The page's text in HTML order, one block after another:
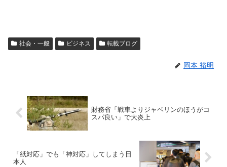
社会・一般 ビジネス 転載ブログ
岡本 裕明
財務省「戦車よりジャベリンのほうがコ
スパ良い」で大炎上
「紙対応」でも「神対応」してしまう日
本人